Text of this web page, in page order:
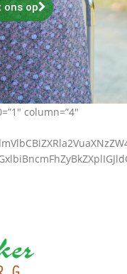
ons op
column=”4″